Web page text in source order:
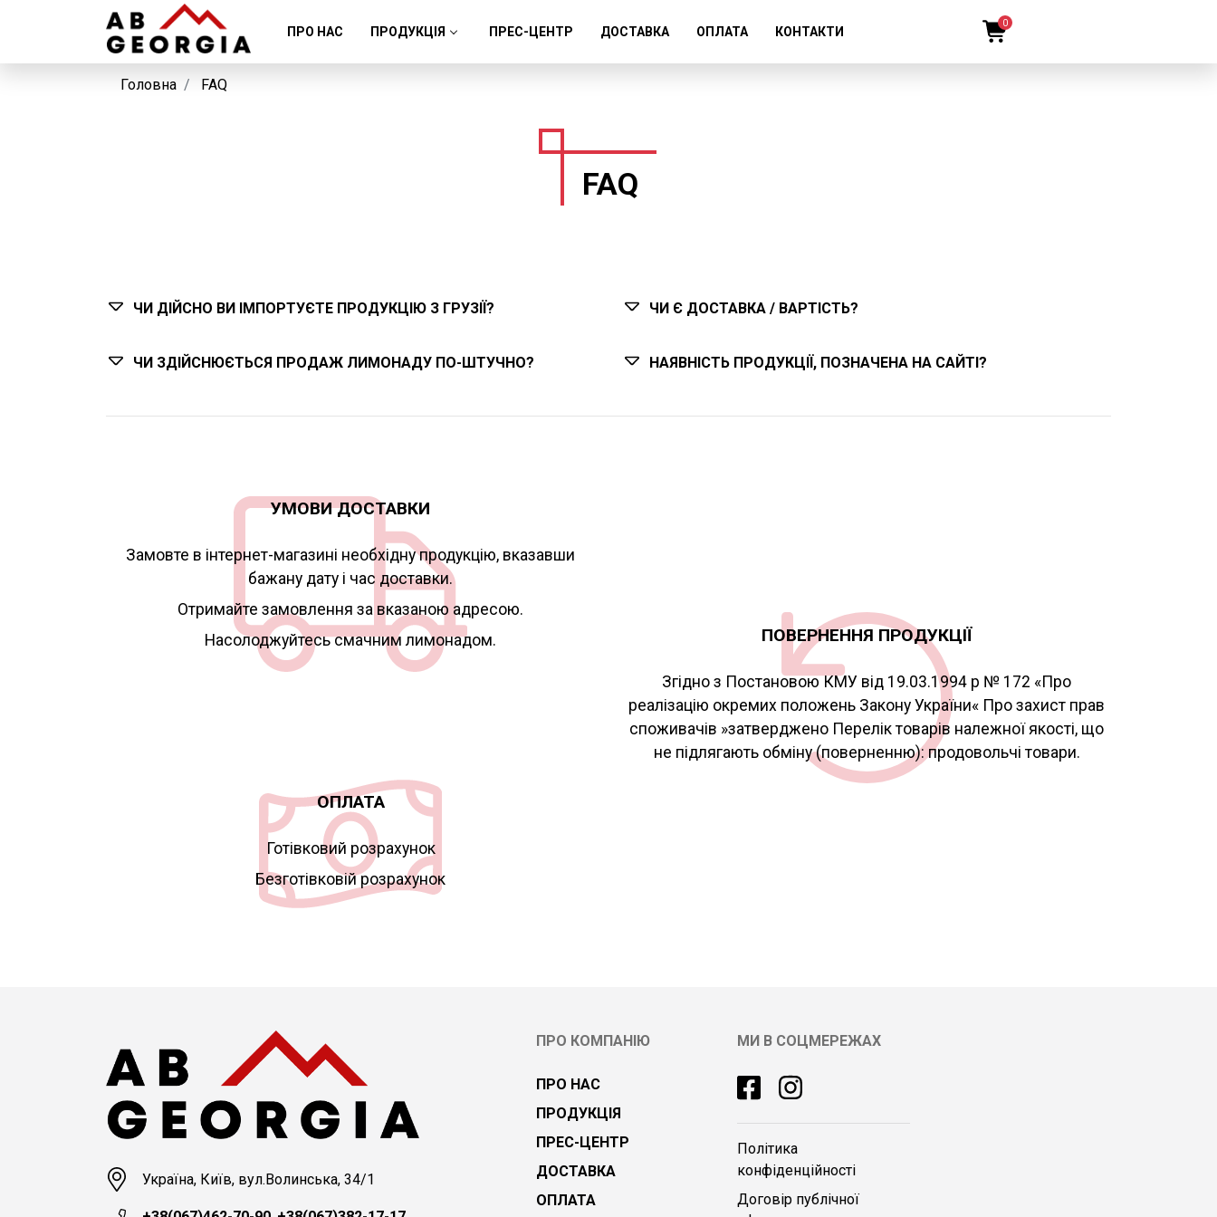
ПРО НАС ПРОДУКЦІЯ ПРЕС-ЦЕНТР ДОСТАВКА ОПЛАТА КОНТАКТИ
0
Головна FAQ
FAQ
ЧИ ДІЙСНО ВИ ІМПОРТУЄТЕ ПРОДУКЦІЮ З ГРУЗІЇ? ЧИ Є ДОСТАВКА / ВАРТІСТЬ?
ЧИ ЗДІЙСНЮЄТЬСЯ ПРОДАЖ ЛИМОНАДУ ПО-ШТУЧНО? НАЯВНІСТЬ ПРОДУКЦІЇ, ПОЗНАЧЕНА НА САЙТІ?
УМОВИ ДОСТАВКИ
Замовте в інтернет-магазині необхідну продукцію, вказавши
бажану дату і час доставки.
Отримайте замовлення за вказаною адресою.
Насолоджуйтесь смачним лимонадом.
ОПЛАТА
Готівковий розрахунок
Безготівковій розрахунок
ПОВЕРНЕННЯ ПРОДУКЦІЇ
Згідно з Постановою КМУ від 19.03.1994 р № 172 «Про
реалізацію окремих положень Закону України« Про захист прав
споживачів »затверджено Перелік товарів належної якості, що
не підлягають обміну (поверненню): продовольчі товари.
Україна, Київ, вул.Волинська, 34/1
ПРО КОМПАНІЮ
ПРО НАС
ПРОДУКЦІЯ
ПРЕС-ЦЕНТР
ДОСТАВКА
ОПЛАТА
МИ В СОЦМЕРЕЖАХ
Політика
конфіденційності
Договір публічної